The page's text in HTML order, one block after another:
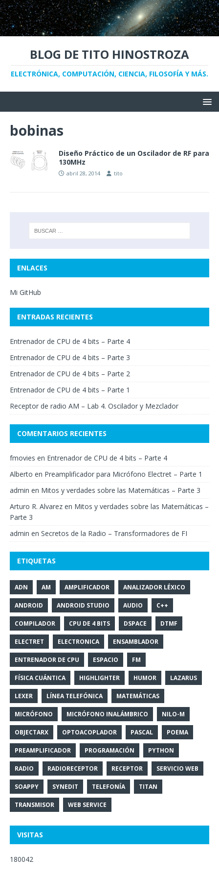
BLOG DE TITO HINOSTROZA
ELECTRÓNICA, COMPUTACIÓN, CIENCIA, FILOSOFÍA Y MÁS.
bobinas
Diseño Práctico de un Oscilador de RF para
130MHz
abril 28, 2014 tito
ENLACES
Mi GitHub
ENTRADAS RECIENTES
Entrenador de CPU de 4 bits – Parte 4
Entrenador de CPU de 4 bits – Parte 3
Entrenador de CPU de 4 bits – Parte 2
Entrenador de CPU de 4 bits – Parte 1
Receptor de radio AM – Lab 4. Oscilador y Mezclador
COMENTARIOS RECIENTES
fmovies en Entrenador de CPU de 4 bits – Parte 4
Alberto en Preamplificador para Micrófono Electret – Parte 1
admin en Mitos y verdades sobre las Matemáticas – Parte 3
Arturo R. Alvarez en Mitos y verdades sobre las Matemáticas –
Parte 3
admin en Secretos de la Radio – Transformadores de FI
ETIQUETAS
ADN AM AMPLIFICADOR ANALIZADOR LÉXICO
ANDROID ANDROID STUDIO AUDIO C++
COMPILADOR CPU DE 4 BITS DSPACE DTMF
ELECTRET ELECTRONICA ENSAMBLADOR
ENTRENADOR DE CPU ESPACIO FM
FÍSICA CUÁNTICA HIGHLIGHTER HUMOR LAZARUS
LEXER LÍNEA TELEFÓNICA MATEMÁTICAS
MICRÓFONO MICRÓFONO INALÁMBRICO NILO-M
OBJECTARX OPTOACOPLADOR PASCAL POEMA
PREAMPLIFICADOR PROGRAMACIÓN PYTHON
RADIO RADIORECEPTOR RECEPTOR SERVICIO WEB
SOAPPY SYNEDIT TELEFONÍA TITAN
TRANSMISOR WEB SERVICE
VISITAS
180042